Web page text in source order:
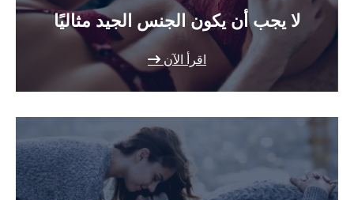
لا يجب أن يكون الجنس الجيد مثاليًا
اقرأ الآن